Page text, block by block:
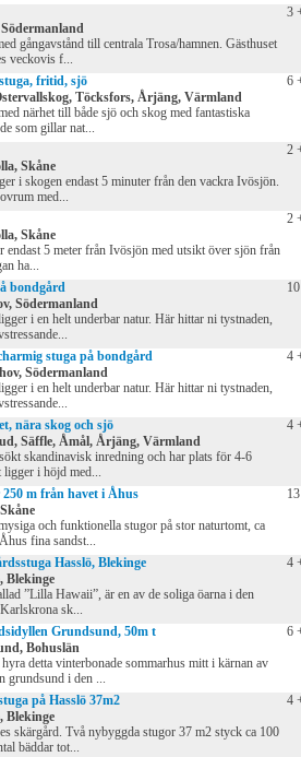
gångavstånd till centrala Trosa/hamnen. Gästhuset
veckovis f...
3
fritid, sjö
Töcksfors, Årjäng, Värmland
närhet till både sjö och skog med fantastiska
som gillar nat...
6
Skåne
i skogen endast 5 minuter från den vackra Ivösjön.
med...
2
Skåne
endast 5 meter från Ivösjön med utsikt över sjön från
ha...
2
bondgård
Södermanland
i en helt underbar natur. Här hittar ni tystnaden,
stuga på bondgård
Södermanland
i en helt underbar natur. Här hittar ni tystnaden,
4
nära skog och sjö
Säffle, Åmål, Årjäng, Värmland
skandinavisk inredning och har plats för 4-6
ligger i höjd med...
4
m från havet i Åhus
och funktionella stugor på stor naturtomt, ca
fina sandst...
Hasslö, Blekinge
Blekinge
”Lilla Hawaii”, är en av de soliga öarna i den
sk...
4
Grundsund, 50m t
Bohuslän
detta vinterbonade sommarhus mitt i kärnan av
grundsund i den ...
6
på Hasslö 37m2
Blekinge
skärgård. Två nybyggda stugor 37 m2 styck ca 100
bäddar tot...
4